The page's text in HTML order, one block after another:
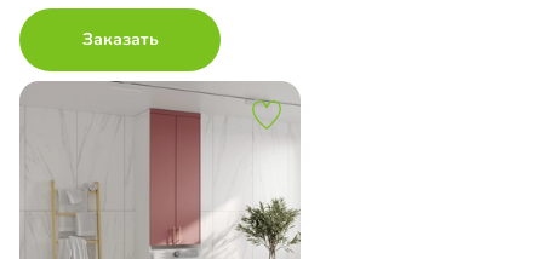
Заказать